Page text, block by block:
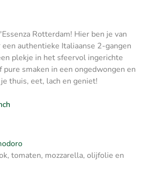
Rotterdam! Hier ben je van
authentieke Italiaanse 2-gangen
plekje in het sfeervol ingerichte
smaken in een ongedwongen en
thuis, eet, lach en geniet!
tomaten, mozzarella, olijfolie en